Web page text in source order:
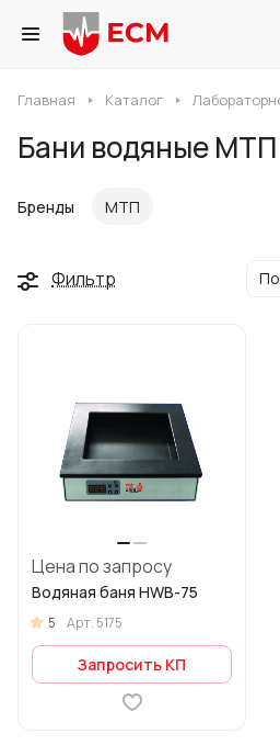
Главная Каталог
Бани водяные МТП
Бренды МТП
Фильтр
Цена по запросу
Водяная баня HWB-75
5 Арт. 5175
Запросить КП